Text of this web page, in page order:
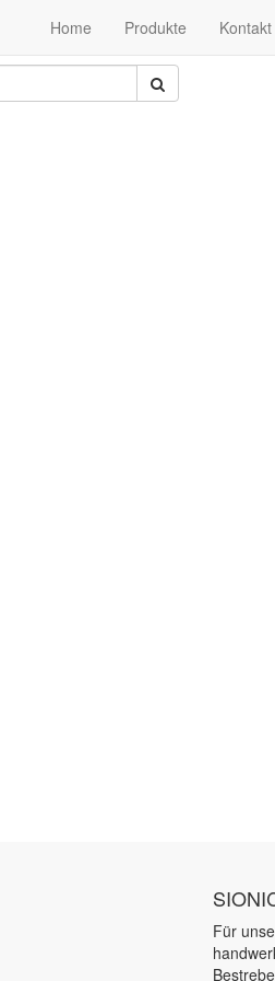
Home Produkte Kontakt
Für